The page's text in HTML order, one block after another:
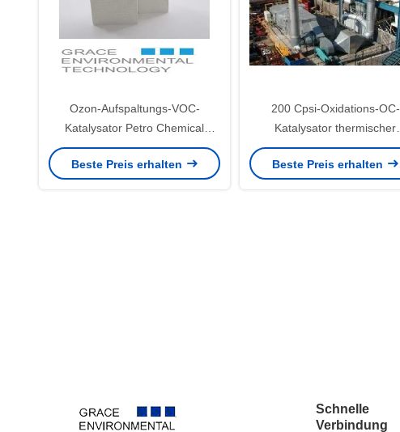
Ozon-Aufspaltungs-VOC-
Katalysator Petro Chemical
Emission 100 Cpsi
Beste Preis erhalten
200 Cpsi-Oxidations-OC-
Katalysator thermischer
Oxidizers Zms-Zeolith-
Molekularsieb
Beste Preis erhalten
Schnelle
Verbindung